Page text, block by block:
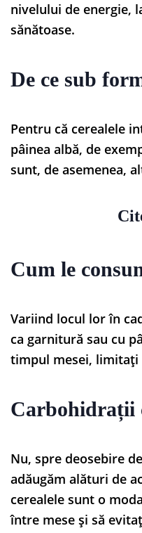
nivelului de energie,
sănătoase.
De ce sub
Pentru că cerealele
pâinea albă, de
sunt, de asemenea,
Cum le
Variind locul lor în
ca garnitură sau cu
timpul mesei, limitați
Carbohidrații
Nu, spre deosebire
adăugăm alături de
cerealele sunt o
între mese și să